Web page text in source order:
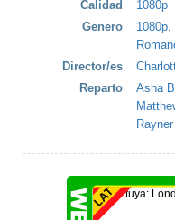
Calidad
1080p
Genero
1080p
Director/es
Reparto
Asha
Rayner